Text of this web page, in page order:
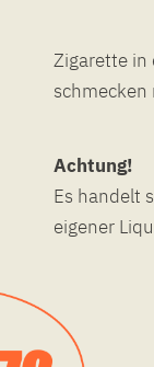
schmecken
Achtung!
Es handelt
eigener